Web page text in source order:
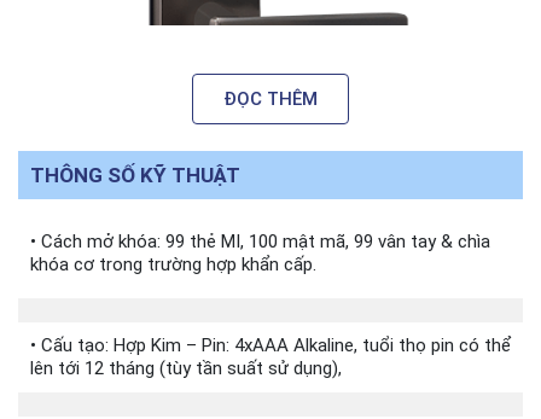
2. Lắp đặt trên mọi chất liệu cửa
cho cửa phòng gia đình, văn phòng, chung cư…
ĐỌC THÊM
THÔNG SỐ KỸ THUẬT
• Cách mở khóa: 99 thẻ MI, 100 mật mã, 99 vân tay & chìa
khóa cơ trong trường hợp khẩn cấp.
• Cấu tạo: Hợp Kim – Pin: 4xAAA Alkaline, tuổi thọ pin có thể
lên tới 12 tháng (tùy tần suất sử dụng),